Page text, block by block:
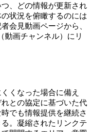
、どの情報が更新され
状況を俯瞰するのには
会見動画ページから、
動画チャンネル）にリ
くなった場合に備え
との協定に基づいた代
でも情報提供を継続さ
。凝縮されたリンクテ